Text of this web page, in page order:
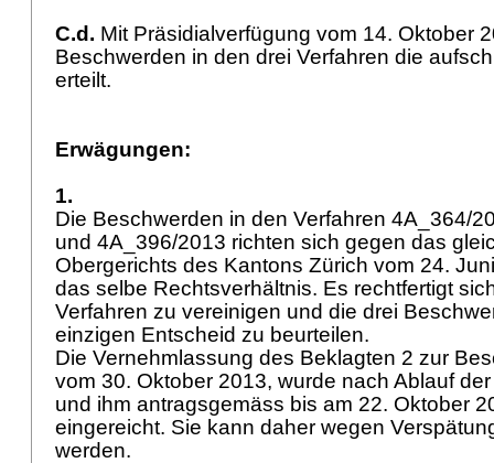
C.d. Mit Präsidialverfügung vom 14. Oktober
Beschwerden in den drei Verfahren die
erteilt.
Erwägungen:
1.
Die Beschwerden in den Verfahren 4A_364/
und 4A_396/2013 richten sich gegen das
Obergerichts des Kantons Zürich vom 24.
das selbe Rechtsverhältnis. Es rechtfertigt
Verfahren zu vereinigen und die drei
einzigen Entscheid zu beurteilen.
Die Vernehmlassung des Beklagten 2 zur
vom 30. Oktober 2013, wurde nach Ablauf
und ihm antragsgemäss bis am 22. Oktober
eingereicht. Sie kann daher wegen
werden.